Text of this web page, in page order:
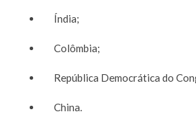
Índia;
Colômbia;
República Democrática do
China.